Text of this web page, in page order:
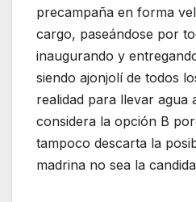
precampaña en forma
cargo, paseándose por
inaugurando y
siendo ajonjolí de todos
realidad para llevar agua
considera la opción B
tampoco descarta la
madrina no sea la